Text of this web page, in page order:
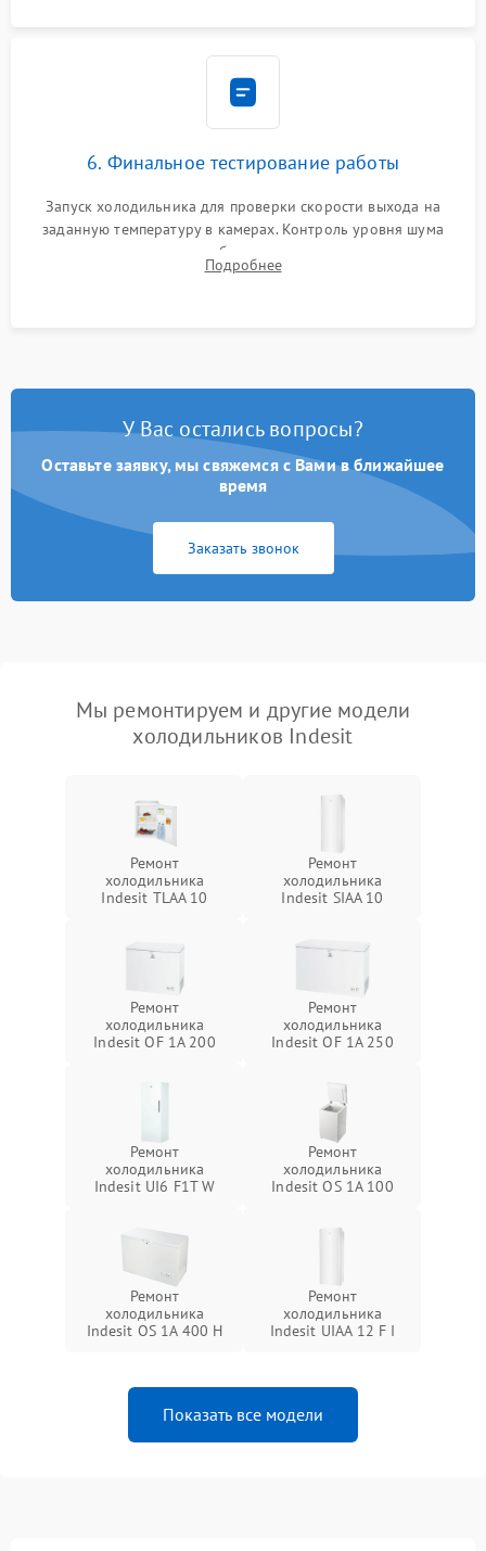
6. Финальное тестирование работы
Запуск холодильника для проверки скорости выхода на
заданную температуру в камерах. Контроль уровня шума
компрессора, отсутствия обмерзания стенок и корректного
срабатывания системы автоматической оттайки.
Подробнее
У Вас остались вопросы?
Оставьте заявку, мы свяжемся с Вами в ближайшее
время
Заказать звонок
Мы ремонтируем и другие модели
холодильников Indesit
Ремонт
холодильника
Indesit TLAA 10
Ремонт
холодильника
Indesit SIAA 10
Ремонт
холодильника
Indesit OF 1A 200
Ремонт
холодильника
Indesit OF 1A 250
Ремонт
холодильника
Indesit UI6 F1T W
Ремонт
холодильника
Indesit OS 1A 100
Ремонт
холодильника
Indesit OS 1A 400 H
Ремонт
холодильника
Indesit UIAA 12 F I
Показать все модели